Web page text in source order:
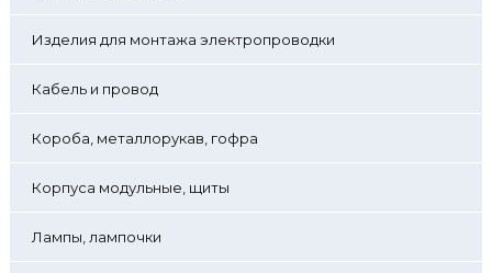
Изделия для монтажа электропроводки
Кабель и провод
Короба, металлорукав, гофра
Корпуса модульные, щиты
Лампы, лампочки